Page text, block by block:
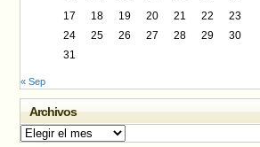
17
18 19 20 21 22
23
24
25 26 27 28 29
30
31
« Sep
Archivos
Archivos